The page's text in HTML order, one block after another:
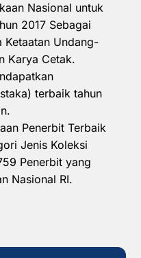
Nasional untuk
2017 Sebagai
Ketaatan Undang-
Karya Cetak.
terbaik tahun
Penerbit Terbaik
Jenis Koleksi
Penerbit yang
Nasional RI.